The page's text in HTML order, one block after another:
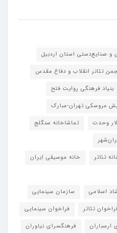
و صنایع‌دستی استان اردبیل
تئاتر انقلاب و دفاع مقدس
بنیاد فرهنگی روایت فتح
عروسکی تهران-مبارک
وحدت
تماشاخانه سنگلج
تئاتر
خانه موسیقی ایران
اسلامی
سازمان سینمایی
تئاتر
فراخوان سینمایی
ارسباران
فرهنگسرای نیاوران